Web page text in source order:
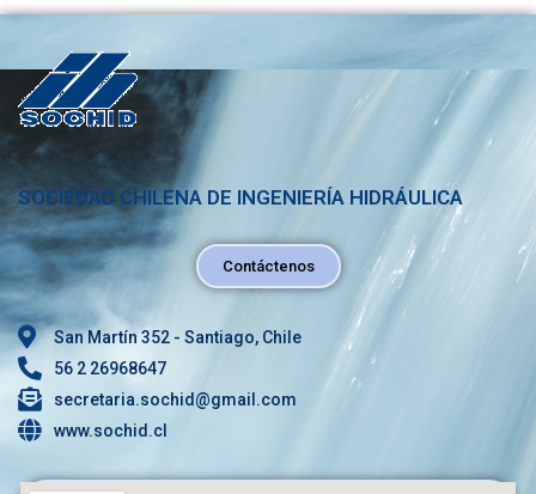
SOCIEDAD CHILENA DE INGENIERÍA HIDRÁULICA
Contáctenos
San Martín 352 - Santiago, Chile
56 2 26968647
secretaria.sochid@gmail.com
www.sochid.cl